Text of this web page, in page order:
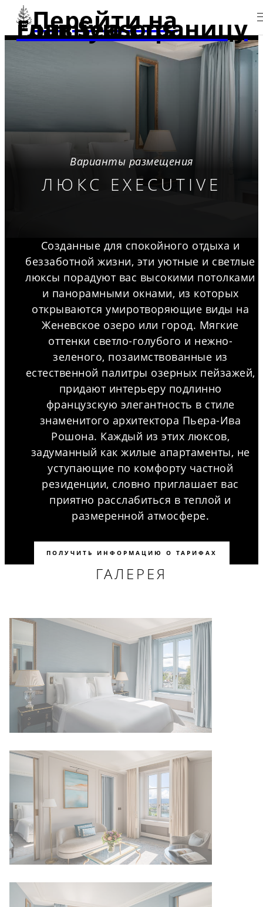
Перейти на
главную страницу Four Seasons
Варианты размещения
ЛЮКС EXECUTIVE
Созданные для спокойного отдыха и
беззаботной жизни, эти уютные и светлые
люксы порадуют вас высокими потолками
и панорамными окнами, из которых
открываются умиротворяющие виды на
Женевское озеро или город. Мягкие
оттенки светло-голубого и нежно-
зеленого, позаимствованные из
естественной палитры озерных пейзажей,
придают интерьеру подлинно
французскую элегантность в стиле
знаменитого архитектора Пьера-Ива
Рошона. Каждый из этих люксов,
задуманный как жилые апартаменты, не
уступающие по комфорту частной
резиденции, словно приглашает вас
приятно расслабиться в теплой и
размеренной атмосфере.
ПОЛУЧИТЬ ИНФОРМАЦИЮ О ТАРИФАХ
ГАЛЕРЕЯ